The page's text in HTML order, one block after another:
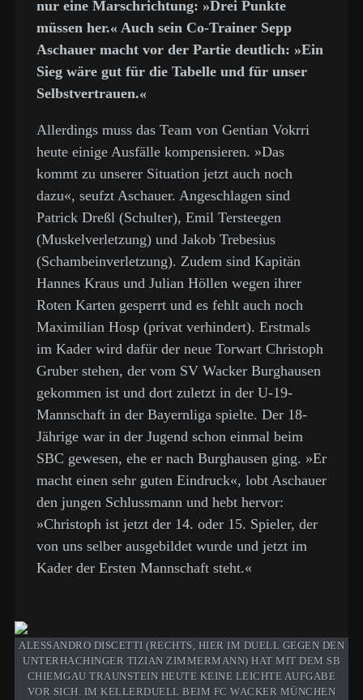
nur eine Marschrichtung: »Drei Punkte
müssen her.« Auch sein Co-Trainer Sepp
Aschauer macht vor der Partie deutlich: »Ein
Sieg wäre gut für die Tabelle und für unser
Selbstvertrauen.«
Allerdings muss das Team von Gentian Vokrri
heute einige Ausfälle kompensieren. »Das
kommt zu unserer Situation jetzt auch noch
dazu«, seufzt Aschauer. Angeschlagen sind
Patrick Dreßl (Schulter), Emil Tersteegen
(Muskelverletzung) und Jakob Trebesius
(Schambeinverletzung). Zudem sind Kapitän
Hannes Kraus und Julian Höllen wegen ihrer
Roten Karten gesperrt und es fehlt auch noch
Maximilian Hosp (privat verhindert). Erstmals
im Kader wird dafür der neue Torwart Christoph
Gruber stehen, der vom SV Wacker Burghausen
gekommen ist und dort zuletzt in der U-19-
Mannschaft in der Bayernliga spielte. Der 18-
Jährige war in der Jugend schon einmal beim
SBC gewesen, ehe er nach Burghausen ging. »Er
macht einen sehr guten Eindruck«, lobt Aschauer
den jungen Schlussmann und hebt hervor:
»Christoph ist jetzt der 14. oder 15. Spieler, der
von uns selber ausgebildet wurde und jetzt im
Kader der Ersten Mannschaft steht.«
ALESSANDRO DISCETTI (RECHTS, HIER IM DUELL GEGEN DEN
UNTERHACHINGER TIZIAN ZIMMERMANN) HAT MIT DEM SB
CHIEMGAU TRAUNSTEIN HEUTE KEINE LEICHTE AUFGABE
VOR SICH. IM KELLERDUELL BEIM FC WACKER MÜNCHEN